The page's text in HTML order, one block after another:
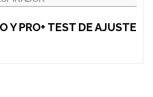
Y PRO+ TEST DE AJUSTE